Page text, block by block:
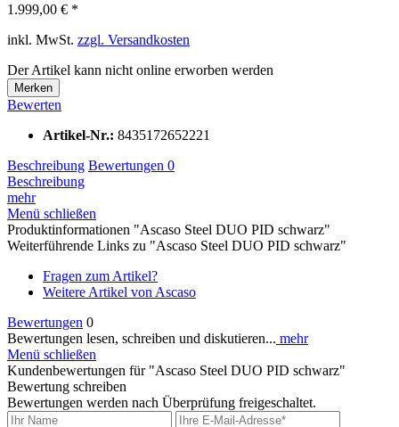
1.999,00 € *
inkl. MwSt. zzgl. Versandkosten
Der Artikel kann nicht online erworben werden
Merken
Bewerten
Artikel-Nr.: 8435172652221
Beschreibung Bewertungen 0
Beschreibung
mehr
Menü schließen
Produktinformationen "Ascaso Steel DUO PID schwarz"
Weiterführende Links zu "Ascaso Steel DUO PID schwarz"
Fragen zum Artikel?
Weitere Artikel von Ascaso
Bewertungen 0
Bewertungen lesen, schreiben und diskutieren... mehr
Menü schließen
Kundenbewertungen für "Ascaso Steel DUO PID schwarz"
Bewertung schreiben
Bewertungen werden nach Überprüfung freigeschaltet.